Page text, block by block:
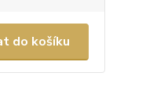
do košíku